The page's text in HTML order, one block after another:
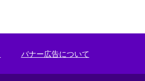
バナー広告について